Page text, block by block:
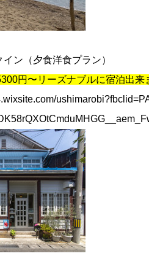
ン（夕食洋食プラン）
円〜リーズナブルに宿泊出来